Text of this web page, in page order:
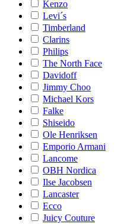
Kenzo
Levi´s
Timberland
Clarins
Philips
The North Face
Davidoff
Jimmy Choo
Michael Kors
Falke
Shiseido
Ole Henriksen
Emporio Armani
Lancome
OBH Nordica
Ilse Jacobsen
Lancaster
Ecco
Juicy Couture